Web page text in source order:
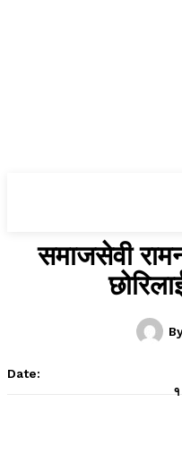
समाजसेवी
Date:
१